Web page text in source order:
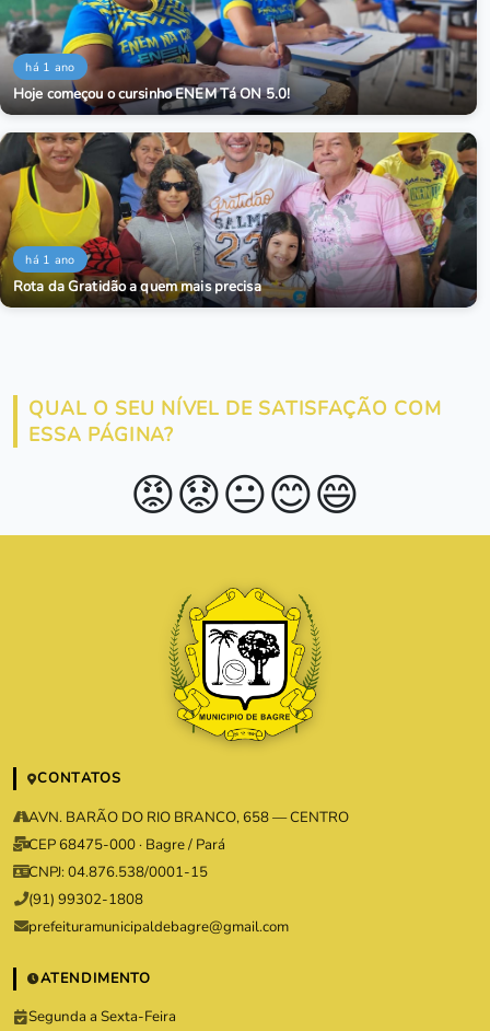
há 1 ano
Hoje começou o cursinho ENEM Tá ON 5.0!
há 1 ano
Rota da Gratidão a quem mais precisa
QUAL O SEU NÍVEL DE SATISFAÇÃO COM
ESSA PÁGINA?
😡😟😐😊😄
CONTATOS
AVN. BARÃO DO RIO BRANCO, 658 — CENTRO
CEP 68475-000 · Bagre / Pará
CNPJ: 04.876.538/0001-15
(91) 99302-1808
prefeituramunicipaldebagre@gmail.com
ATENDIMENTO
Segunda a Sexta-Feira